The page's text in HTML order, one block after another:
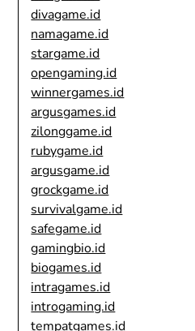
divagame.id
namagame.id
stargame.id
opengaming.id
winnergames.id
argusgames.id
zilonggame.id
rubygame.id
argusgame.id
grockgame.id
survivalgame.id
safegame.id
gamingbio.id
biogames.id
intragames.id
introgaming.id
tempatgames.id